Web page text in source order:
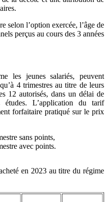
selon l’option exercée, l’âge de
perçus au cours des 3 années
les jeunes salariés, peuvent
4 trimestres au titre de leurs
12 autorisés, dans un délai de
L’application du tarif
forfaitaire pratiqué sur le prix
sans points,
avec points.
en 2023 au titre du régime